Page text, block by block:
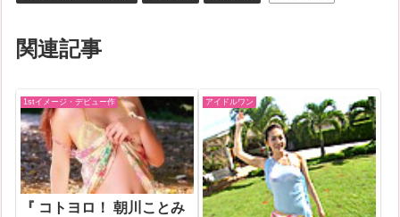
関連記事
1stイメージ・デビュー作
『 コトヨロ！ 朝川ことみ
アイドルワン